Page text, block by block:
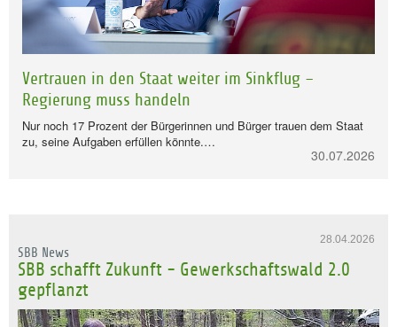
Vertrauen in den Staat weiter im Sinkflug –
Regierung muss handeln
Nur noch 17 Prozent der Bürgerinnen und Bürger trauen dem Staat
zu, seine Aufgaben erfüllen könnte.…
30.07.2026
28.04.2026
SBB News
SBB schafft Zukunft - Gewerkschaftswald 2.0
gepflanzt